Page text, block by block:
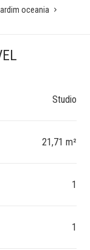
oceania
Studio
21,71 m²
1
1